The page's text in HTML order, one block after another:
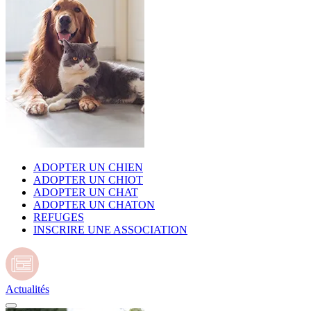
ADOPTER UN CHIEN
ADOPTER UN CHIOT
ADOPTER UN CHAT
ADOPTER UN CHATON
REFUGES
INSCRIRE UNE ASSOCIATION
Actualités